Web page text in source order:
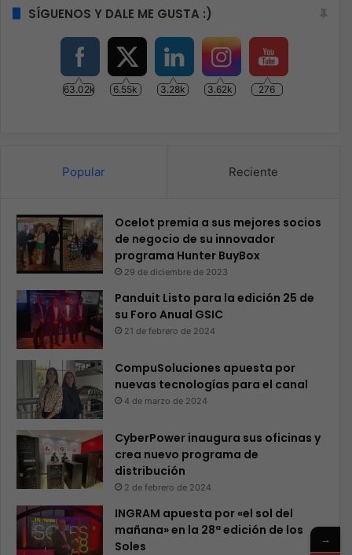
SÍGUENOS Y DALE ME GUSTA :)
63.02k 6.55k 3.28k 3.62k 276
Popular Reciente
Ocelot premia a sus mejores socios
de negocio de su innovador
programa Hunter BuyBox
29 de diciembre de 2023
Panduit Listo para la edición 25 de
su Foro Anual GSIC
21 de febrero de 2024
CompuSoluciones apuesta por
nuevas tecnologías para el canal
4 de marzo de 2024
CyberPower inaugura sus oficinas y
crea nuevo programa de
distribución
2 de febrero de 2024
INGRAM apuesta por «el sol del
mañana» en la 28ª edición de los
Soles
→